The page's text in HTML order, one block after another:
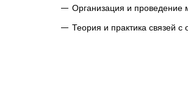
Организация и проведение
Теория и практика связей